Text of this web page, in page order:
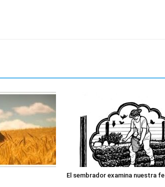
El sembrador examina nuestra fe